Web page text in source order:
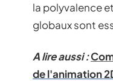
la polyvalence
globaux sont
A lire aussi :
de l'animation